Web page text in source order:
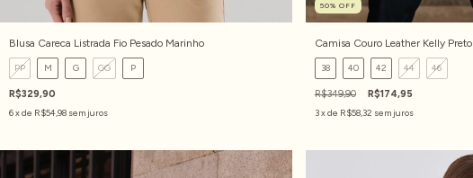
Blusa Careca Listrada Fio Pesado Marinho
PP M G GG P
R$329,90
6x de R$54,98 sem juros
50% OFF
Camisa Couro Leather Kelly Preto
38 40 42 44 46
R$349,90
R$174,95
3x de R$58,32 sem juros